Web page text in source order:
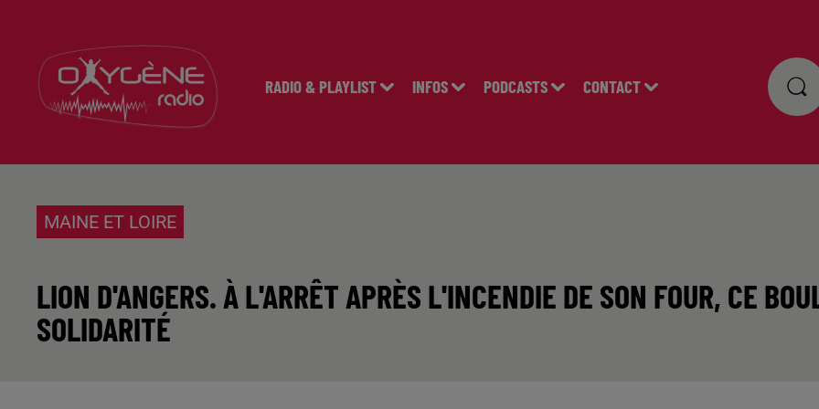
RADIO & PLAYLIST INFOS PODCASTS CONTACT
MAINE ET LOIRE
LION D'ANGERS. À L'ARRÊT APRÈS L'INCENDIE DE SON FOUR, CE
SOLIDARITÉ